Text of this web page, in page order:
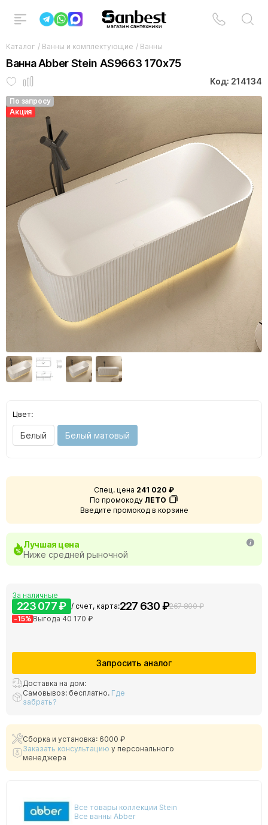
Каталог / Ванны и комплектующие / Ванны
Ванна Abber Stein AS9663 170x75
Код: 214134
По запросу
Акция
Цвет:
Белый Белый матовый
Спец. цена 241 020 ₽
По промокоду ЛЕТО
Введите промокод в корзине
Лучшая цена
Ниже средней рыночной
За наличные
223 077 ₽ / счет, карта:227 630 ₽267 800 ₽
-15% Выгода 40 170 ₽
Запросить аналог
Доставка на дом:
Самовывоз: бесплатно. Где
забрать?
Сборка и установка: 6000 ₽
Заказать консультацию у персонального
менеджера
Все товары коллекции Stein
Все ванны Abber